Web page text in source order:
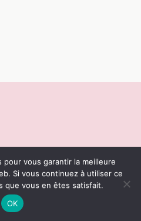
vous garantir la meilleure
Si vous continuez à utiliser ce
que vous en êtes satisfait.
OK